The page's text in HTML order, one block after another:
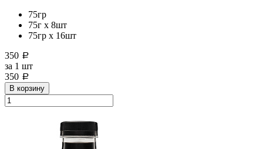
75гр
75г x 8шт
75гр х 16шт
350 a
за 1 шт
350 a
В корзину